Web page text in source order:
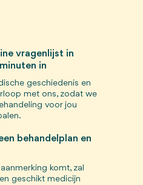
vragenlijst in
in
behandelplan en
geschiedenis en
met ons, zodat we
voor jou
komt, zal
geschikt medicijn